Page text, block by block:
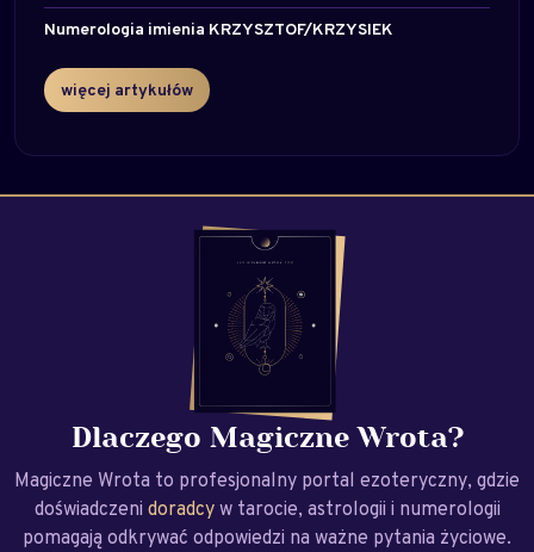
Numerologia imienia KRZYSZTOF/KRZYSIEK
więcej artykułów
Dlaczego Magiczne Wrota?
Magiczne Wrota to profesjonalny portal ezoteryczny, gdzie
doświadczeni doradcyw tarocie, astrologii i numerologii
pomagają odkrywać odpowiedzi na ważne pytania życiowe.